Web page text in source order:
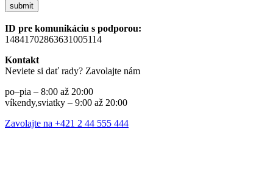
submit
ID pre komunikáciu s podporou:
14841702863631005114
Kontakt
Neviete si dať rady? Zavolajte nám
po–pia – 8:00 až 20:00
víkendy,sviatky – 9:00 až 20:00
Zavolajte na +421 2 44 555 444